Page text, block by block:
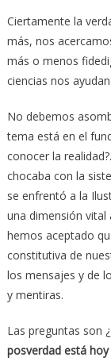
Ciertamente la
más, nos
más o menos
ciencias nos
No debemos
tema está en el
conocer la
chocaba con la
se enfrentó a la
una dimensión vital
hemos aceptado
constitutiva de
los mensajes y de
y mentiras.
Las preguntas son
posverdad está